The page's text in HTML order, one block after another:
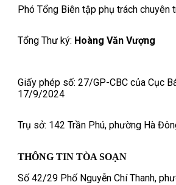
Phó Tổng Biên tập phụ trách chuyên
Tổng Thư ký: Hoàng Văn Vượng
Giấy phép số: 27/GP-CBC của Cục
17/9/2024
Trụ sở: 142 Trần Phú, phường Hà
THÔNG TIN TÒA SOẠN
Số 42/29 Phố Nguyễn Chí Thanh,